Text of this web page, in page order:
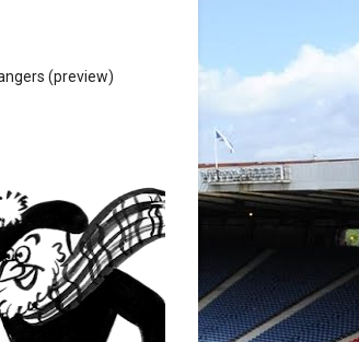
(preview)